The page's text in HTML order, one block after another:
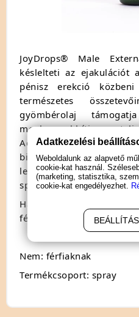
JoyDrops® Male
késlelteti az ejakulációt
pénisz erekció közbeni
természetes
gyömbérolaj
meghosszabbítja a
Acmella virágkivonat
biztosít a pénisz
levélolaj segíti az
spray fokozza a síkosítást
Használat: alkalmazza
férfi külső nemi szervi
Nem: férfiaknak
Termékcsoport: spray
Adatkezelési
Weboldalunk az alapvető
cookie-kat használ.
(marketing, statisztika,
cookie-kat engedélyezhet.